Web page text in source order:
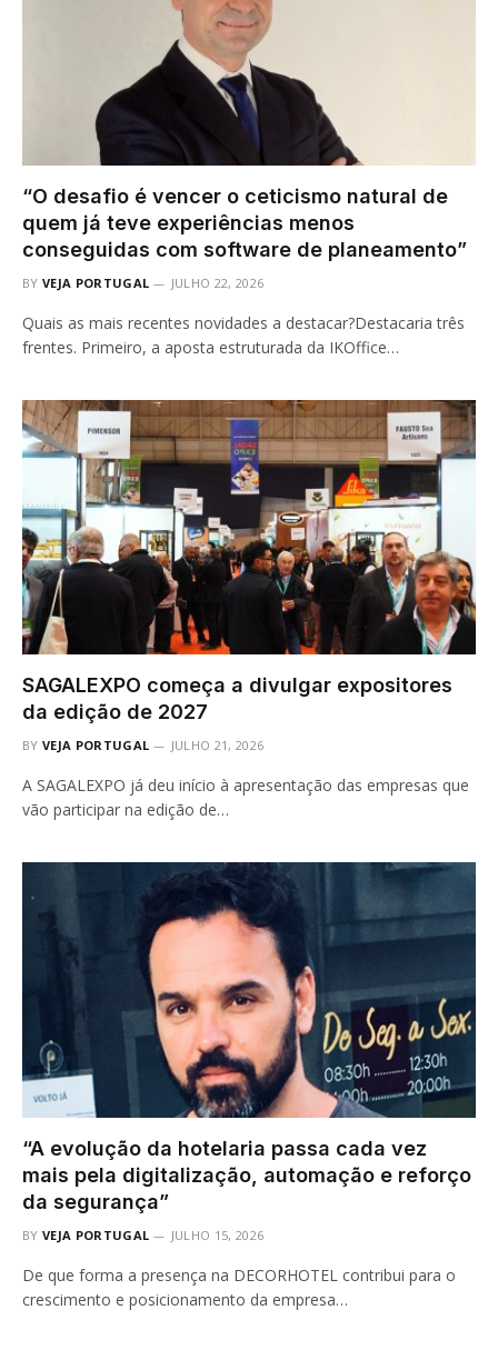
“O desafio é vencer o ceticismo natural de
quem já teve experiências menos
conseguidas com software de planeamento”
BY VEJA PORTUGAL JULHO 22, 2026
Quais as mais recentes novidades a destacar?Destacaria três
frentes. Primeiro, a aposta estruturada da IKOffice…
SAGALEXPO começa a divulgar expositores
da edição de 2027
BY VEJA PORTUGAL JULHO 21, 2026
A SAGALEXPO já deu início à apresentação das empresas que
vão participar na edição de…
“A evolução da hotelaria passa cada vez
mais pela digitalização, automação e reforço
da segurança”
BY VEJA PORTUGAL JULHO 15, 2026
De que forma a presença na DECORHOTEL contribui para o
crescimento e posicionamento da empresa…